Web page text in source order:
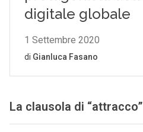
La clausola di “attracco”